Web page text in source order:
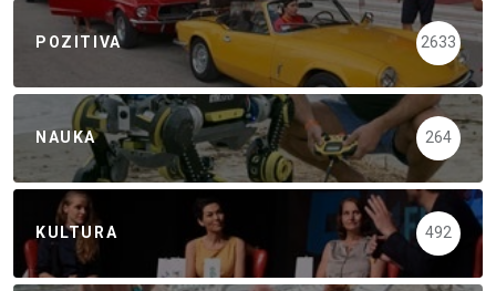
POZITIVA 2633
NAUKA 264
KULTURA 492